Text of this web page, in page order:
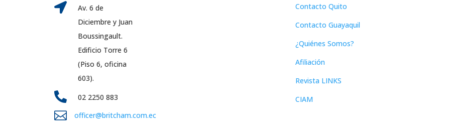

Av. 6 de
Diciembre y Juan
Boussingault.
Edificio Torre 6
(Piso 6, oficina
603).
 02 2250 883

officer@britcham.com.ec
Contacto Quito
Contacto Guayaquil
¿Quiénes Somos?
Afiliación
Revista LINKS
CIAM